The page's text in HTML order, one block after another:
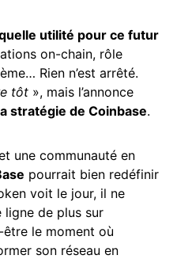
utilité pour ce futur
on-chain, rôle
Rien n’est arrêté.
tôt », mais l’annonce
stratégie de Coinbase.
une communauté en
pourrait bien redéfinir
voit le jour, il ne
ligne de plus sur
le moment où
son réseau en